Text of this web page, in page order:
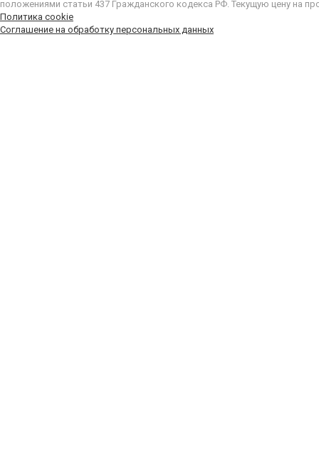
положениями статьи 437 Гражданского кодекса РФ. Текущую цену на
Политика cookie
Соглашение на обработку персональных данных